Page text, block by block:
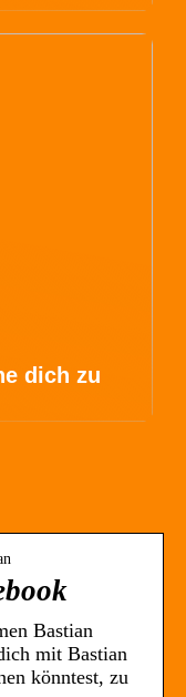
dich zu
Bastian
mit Bastian
könntest, zu